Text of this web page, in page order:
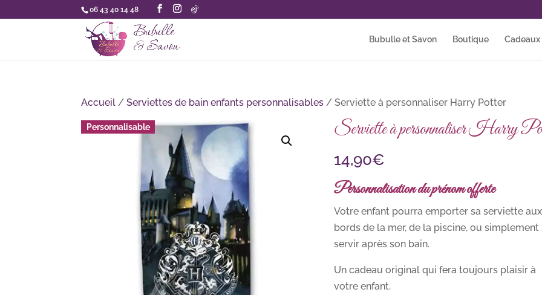
06 43 40 14 48
Bubulle et Savon Boutique Cadeaux
Accueil /Serviettes de bain enfants personnalisables / Serviette à personnaliser Harry Potter
Personnalisable Serviette à personnaliser Harry
14,90€
Personnalisation du prénom offerte
Votre enfant pourra emporter sa serviette aux
bords de la mer, de la piscine, ou simplement
servir après son bain.
Un cadeau original qui fera toujours plaisir à
votre enfant.